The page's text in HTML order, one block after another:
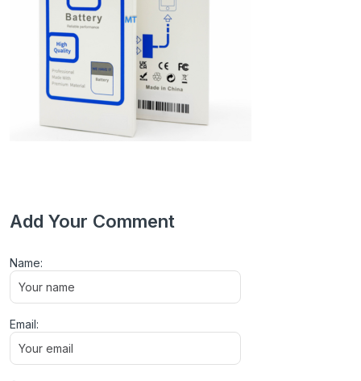
Add Your Comment
Name:
Email: